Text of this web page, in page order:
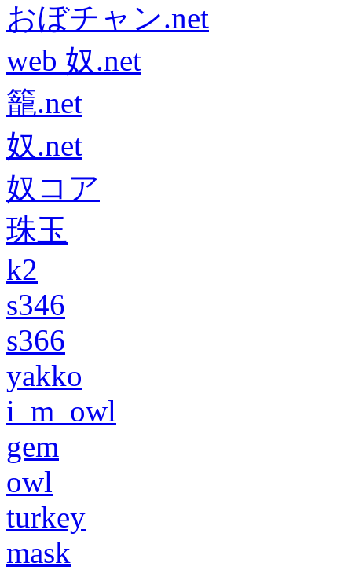
おぼチャン.net
web 奴.net
籠.net
奴.net
奴コア
珠玉
k2
s346
s366
yakko
i_m_owl
gem
owl
turkey
mask